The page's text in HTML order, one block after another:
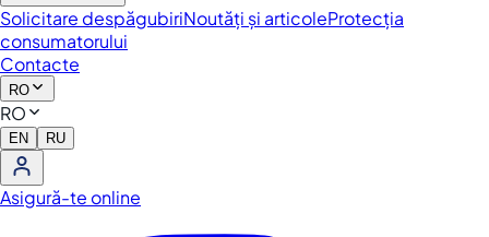
Solicitare despăgubiriNoutăți și articoleProtecția
consumatorului
Contacte
RO
RO
EN RU
Asigură-te online